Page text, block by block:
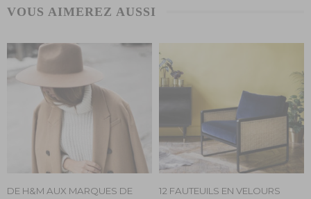
VOUS AIMEREZ AUSSI
DE H&M AUX MARQUES DE
12 FAUTEUILS EN VELOURS